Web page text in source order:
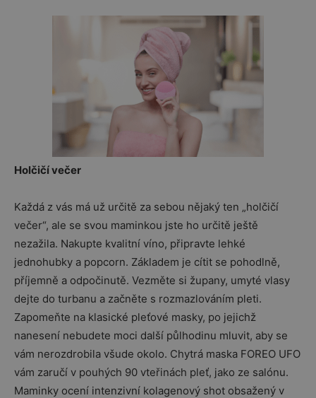
Holčičí večer
Každá z vás má už určitě za sebou nějaký ten „holčičí
večer“, ale se svou maminkou jste ho určitě ještě
nezažila. Nakupte kvalitní víno, připravte lehké
jednohubky a popcorn. Základem je cítit se pohodlně,
příjemně a odpočinutě. Vezměte si župany, umyté vlasy
dejte do turbanu a začněte s rozmazlováním pleti.
Zapomeňte na klasické pleťové masky, po jejichž
nanesení nebudete moci další půlhodinu mluvit, aby se
vám nerozdrobila všude okolo. Chytrá maska FOREO UFO
vám zaručí v pouhých 90 vteřinách pleť, jako ze salónu.
Maminky ocení intenzivní kolagenový shot obsažený v